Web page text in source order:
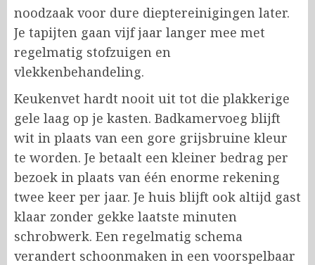
noodzaak voor dure dieptereinigingen later.
Je tapijten gaan vijf jaar langer mee met
regelmatig stofzuigen en
vlekkenbehandeling.
Keukenvet hardt nooit uit tot die plakkerige
gele laag op je kasten. Badkamervoeg blijft
wit in plaats van een gore grijsbruine kleur
te worden. Je betaalt een kleiner bedrag per
bezoek in plaats van één enorme rekening
twee keer per jaar. Je huis blijft ook altijd gast
klaar zonder gekke laatste minuten
schrobwerk. Een regelmatig schema
verandert schoonmaken in een voorspelbaar